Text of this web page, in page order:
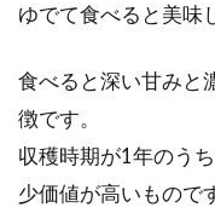
ゆでて食べると美味
食べると深い甘みと
徴です。
収穫時期が1年のう
少価値が高いもので